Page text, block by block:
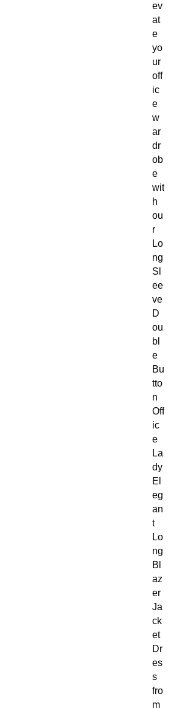
ev
at
e
yo
ur
off
ic
e
w
ar
dr
ob
e
wit
h
ou
r
Lo
ng
Sl
ee
ve
D
ou
bl
e
Bu
tto
n
Off
ic
e
La
dy
El
eg
an
t
Lo
ng
Bl
az
er
Ja
ck
et
Dr
es
s
fro
m